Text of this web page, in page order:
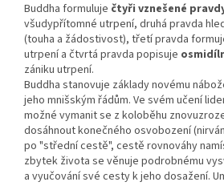
Buddha formuluje čtyři vznešené
všudypřítomné utrpení, druhá pravda
(touha a žádostivost), třetí pravda
utrpení a čtvrtá pravda popisuje
zániku utrpení.
Buddha stanovuje základy novému
jeho mnišským řádům. Ve svém učení
možné vymanit se z koloběhu
dosáhnout konečného osvobození
po "střední cestě", cestě rovnováhy
zbytek života se věnuje podrobnému
a vyučování své cesty k jeho dosažení.